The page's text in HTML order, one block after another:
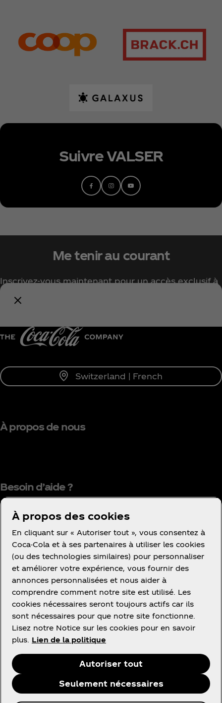
Suivre VALSER
Me tenir au courant
Inscrivez-vous maintenant pour un accès exclusif à
Switzerland | French
À propos de nous
Besoin d’aide ?
Condition d’utilisation
Avis de confidentialité des consommateurs
Avis relatif aux cookies
Paramètres des cookies
Politique d’accessibilité
Facebook
À propos des cookies
En cliquant sur « Autoriser tout », vous consentez à
Coca-Cola et à ses partenaires à utiliser les cookies
(ou des technologies similaires) pour personnaliser
et améliorer votre expérience, vous fournir des
annonces personnalisées et nous aider à
comprendre comment notre site est utilisé. Les
cookies nécessaires seront toujours actifs car ils
sont nécessaires pour que notre site fonctionne.
Lisez notre Notice sur les cookies pour en savoir
plus. Lien de la politique
Autoriser tout
Seulement nécessaires